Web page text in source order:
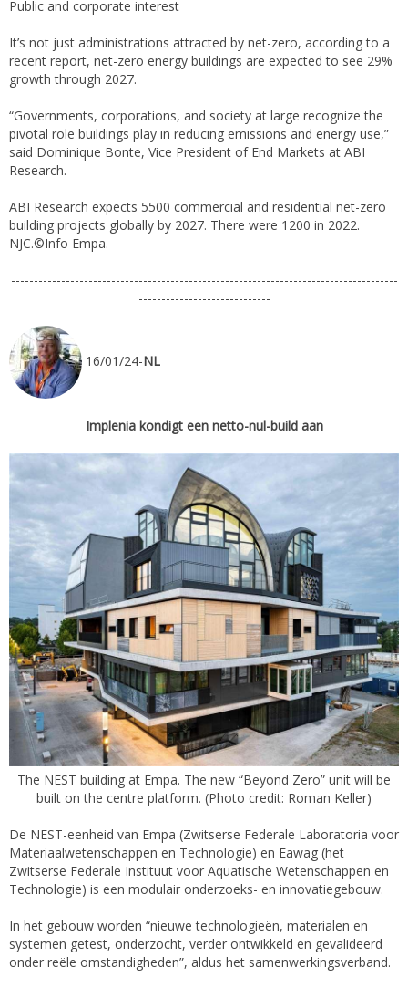
Public and corporate interest
It’s not just administrations attracted by net-zero, according to a
recent report, net-zero energy buildings are expected to see 29%
growth through 2027.
“Governments, corporations, and society at large recognize the
pivotal role buildings play in reducing emissions and energy use,”
said Dominique Bonte, Vice President of End Markets at ABI
Research.
ABI Research expects 5500 commercial and residential net-zero
building projects globally by 2027. There were 1200 in 2022.
NJC.©Info Empa.
-------------------------------------------------------------------------------------
-----------------------------
16/01/24-NL
Implenia kondigt een netto-nul-build aan
The NEST building at Empa. The new “Beyond Zero” unit will be
built on the centre platform. (Photo credit: Roman Keller)
De NEST-eenheid van Empa (Zwitserse Federale Laboratoria voor
Materiaalwetenschappen en Technologie) en Eawag (het
Zwitserse Federale Instituut voor Aquatische Wetenschappen en
Technologie) is een modulair onderzoeks- en innovatiegebouw.
In het gebouw worden “nieuwe technologieën, materialen en
systemen getest, onderzocht, verder ontwikkeld en gevalideerd
onder reële omstandigheden”, aldus het samenwerkingsverband.